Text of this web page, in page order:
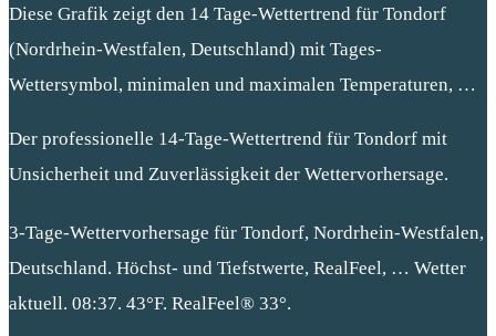
Diese Grafik zeigt den 14 Tage-Wettertrend für Tondorf
(Nordrhein-Westfalen, Deutschland) mit Tages-
Wettersymbol, minimalen und maximalen Temperaturen, …
Der professionelle 14-Tage-Wettertrend für Tondorf mit
Unsicherheit und Zuverlässigkeit der Wettervorhersage.
3-Tage-Wettervorhersage für Tondorf, Nordrhein-Westfalen,
Deutschland. Höchst- und Tiefstwerte, RealFeel, … Wetter
aktuell. 08:37. 43°F. RealFeel® 33°.